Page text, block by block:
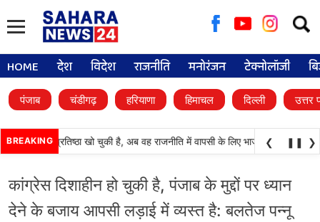
for:
HOME देश विदेश राजनीति मनोरंजन टेक्नोलॉजी
पंजाब चंडीगढ़ हरियाणा हिमाचल दिल्ली उत्तर
BREAKING
दल) अपनी प्रतिष्ठा खो चुकी है, अब वह राजनीति में वापसी के लिए भाजपा से समझौता
❮ ❚❚ ❯
कांग्रेस दिशाहीन हो चुकी है, पंजाब के मुद्दों पर ध्यान
देने के बजाय आपसी लड़ाई में व्यस्त है: बलतेज पन्नू